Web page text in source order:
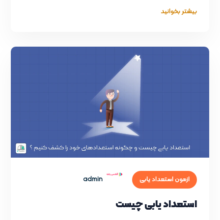
بیشتر بخوانید
ازمون استعداد یابی admin
استعداد یابی چیست